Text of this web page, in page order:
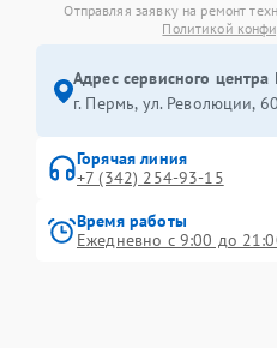
Отправляя заявку на ремонт
Политикой
Адрес сервисного
г. Пермь, ул. ​Революции,
Горячая линия
+7 (342) 254-93-15
Время работы
Ежедневно с 9:00 до